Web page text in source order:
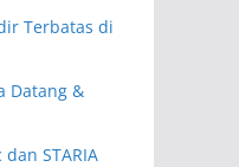
Terbatas di
Datang &
STARIA